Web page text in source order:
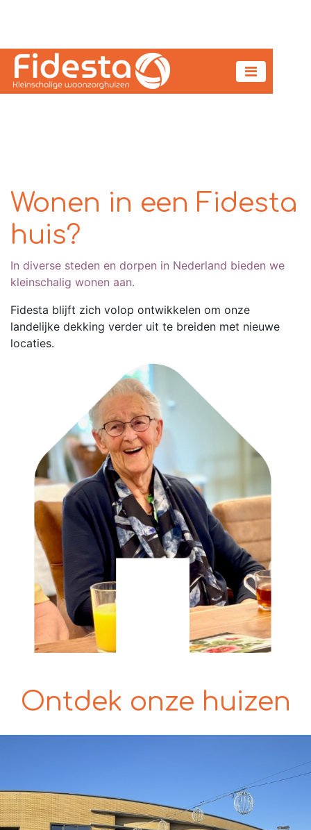
Wonen in een Fidesta
huis?
In diverse steden en dorpen in Nederland bieden we
kleinschalig wonen aan.
Fidesta blijft zich volop ontwikkelen om onze
landelijke dekking verder uit te breiden met nieuwe
locaties.
Ontdek onze huizen